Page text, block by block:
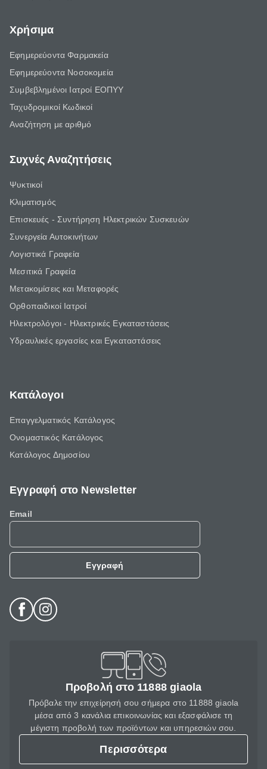
Χρήσιμα
Εφημερεύοντα Φαρμακεία
Εφημερεύοντα Νοσοκομεία
Συμβεβλημένοι Ιατροί ΕΟΠΥΥ
Ταχυδρομικοί Κωδικοί
Αναζήτηση με αριθμό
Συχνές Αναζητήσεις
Ψυκτικοί
Κλιματισμός
Επισκευές - Συντήρηση Ηλεκτρικών Συσκευών
Συνεργεία Αυτοκινήτων
Λογιστικά Γραφεία
Μεσιτικά Γραφεία
Μετακομίσεις και Μεταφορές
Ορθοπαιδικοί Ιατροί
Ηλεκτρολόγοι - Ηλεκτρικές Εγκαταστάσεις
Υδραυλικές εργασίες και Εγκαταστάσεις
Κατάλογοι
Επαγγελματικός Κατάλογος
Ονομαστικός Κατάλογος
Κατάλογος Δημοσίου
Εγγραφή στο Newsletter
Email
Εγγραφή
Προβολή στο 11888 giaola
Πρόβαλε την επιχείρησή σου σήμερα στο 11888 giaola
μέσα από 3 κανάλια επικοινωνίας και εξασφάλισε τη
μέγιστη προβολή των προϊόντων και υπηρεσιών σου.
Περισσότερα